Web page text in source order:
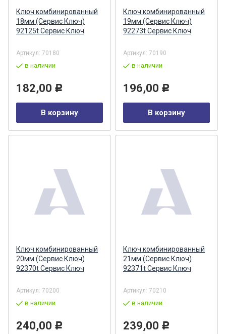
Ключ комбинированный
18мм (Сервис Ключ)
92125t Сервис Ключ
Артикул: 70180
в наличии
182,00 Р
В корзину
Ключ комбинированный
19мм (Сервис Ключ)
92273t Сервис Ключ
Артикул: 70190
в наличии
196,00 Р
В корзину
Ключ комбинированный
20мм (Сервис Ключ)
92370t Сервис Ключ
Артикул: 70200
в наличии
240,00 Р
Ключ комбинированный
21мм (Сервис Ключ)
92371t Сервис Ключ
Артикул: 70210
в наличии
239,00 Р